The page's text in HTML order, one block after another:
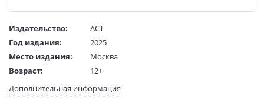
Издательство:
АСТ
Год издания:
2025
Место издания:
Москва
Возраст:
12+
Язык текста:
русский
Дополнительная информация